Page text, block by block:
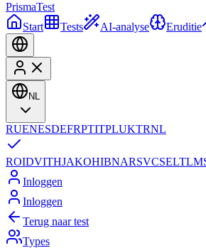
PrismaTest
Start
Tests AI-analyse Eruditie
NL
RUENESDEFRPTITPLUKTRNL
ROIDVITHJAKOHIBNARSVCSELTL
Inloggen
Inloggen
Terug naar test
Types